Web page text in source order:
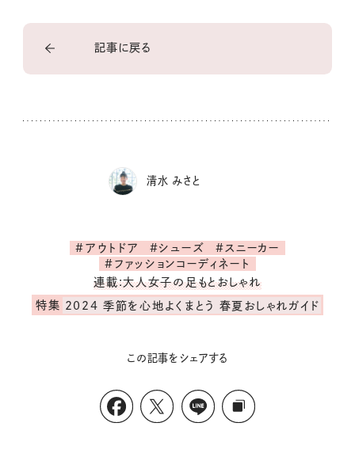
記事に戻る
清水 みさと
#アウトドア #シューズ
#スニーカー
#ファッションコーディネート
連載:大人女子の足もとおしゃれ
特集 2024 季節を心地よくまとう 春夏おしゃれガイド
この記事をシェアする